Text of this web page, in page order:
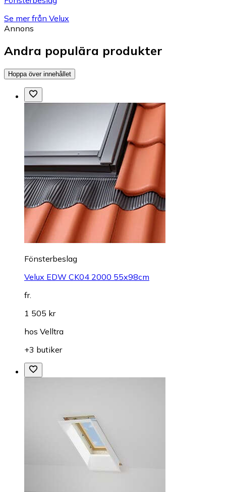
Se mer från Velux
Annons
Andra populära produkter
Hoppa över innehållet
Fönsterbeslag
Velux EDW CK04 2000 55x98cm
fr.
1 505 kr
hos Velltra
+3 butiker